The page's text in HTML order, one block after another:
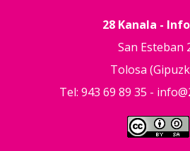
28 Kanala -
San Esteban
Tolosa
Tel: 943 69 89 35 -